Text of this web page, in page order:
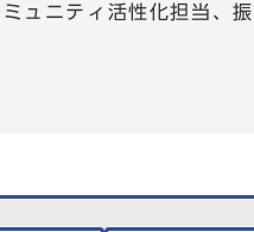
ミュニティ活性化担当